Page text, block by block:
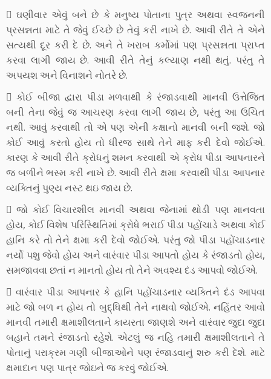
 ઘણીવાર એવું બને છે કે મનુષ્ય પોતાના પુત્ર અથવા સ્વજનની
પ્રસન્નતા માટે તે જેવું ઈચ્છે છે તેવું કરી નાખે છે. આવી રીતે તે એને
સત્યથી દૂર કરી દે છે. અને તે ખરાબ કર્મોમાં પણ પ્રસન્નતા પ્રાપ્ત
કરવા લાગી જાય છે. આવી રીતે તેનું કલ્યાણ નથી થતું. પરંતુ તે
અપયશ અને વિનાશને નોતરે છે.
 કોઈ બીજા દ્વારા પીડા મળવાથી કે રંજાડવાથી માનવી ઉત્તેજિત
બની તેના જેવું જ આચરણ કરવા લાગી જાય છે, પરંતુ આ ઉચિત
નથી. આવું કરવાથી તો એ પણ એની કક્ષાનો માનવી બની જશે. જો
કોઈ આવું કરતો હોય તો ધીરજ સાથે તેને માફ કરી દેવો જોઈએ.
કારણ કે આવી રીતે ક્રોધનું શમન કરવાથી એ ક્રોધ પીડા આપનારને
જ બળીને ભસ્મ કરી નાખે છે. આવી રીતે ક્ષમા કરવાથી પીડા આપનાર
વ્યક્તિનું પુણ્ય નસ્ટ થઇ જાય છે.
 જો કોઈ વિચારશીલ માનવી અથવા જેનામાં થોડી પણ માનવતા
હોય, કોઈ વિશેષ પરિસ્થિતિમાં ક્રોધે ભરાઈ પીડા પહોંચાડે અથવા કોઈ
હાનિ કરે તો તેને ક્ષમા કરી દેવો જોઈએ. પરંતુ જો પીડા પહોંચાડનાર
નર્યો પશુ જેવો હોય અને વારંવાર પીડા આપતો હોય કે રંજાડતો હોય,
સમજાવવા છતાં ન માનતો હોય તો તેને અવશ્ય દંડ આપવો જોઈએ.
 વારંવાર પીડા આપનાર કે હાનિ પહોંચાડનાર વ્યક્તિને દંડ આપવા
માટે જો બળ ન હોય તો બુદ્ધિથી તેને નાથવો જોઈએ. નહિંતર આવો
માનવી તમારી ક્ષમાશીલતાને કાયરતા જાણશે અને વારંવાર જુદા જુદા
બહાને તમને રંજાડતો રહેશે. એટલું જ નહિ તમારી ક્ષમાશીલતાને તે
પોતાનું પરાક્રમ ગણી બીજાઓને પણ રંજાડવાનું શરુ કરી દેશે. માટે
ક્ષમાદાન પણ પાત્ર જોઇને જ કરવું જોઈએ.